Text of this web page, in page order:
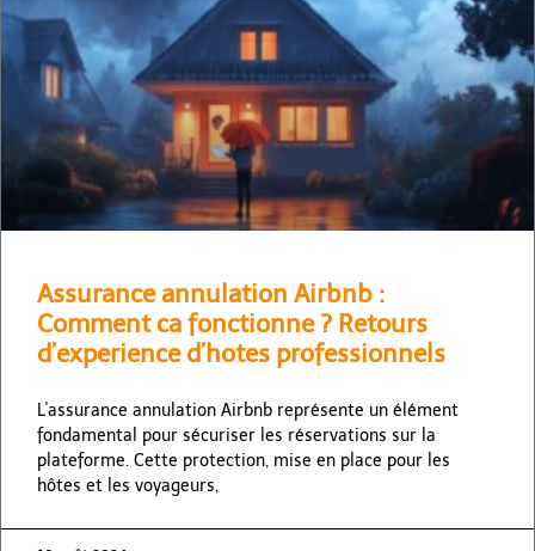
Assurance annulation Airbnb :
Comment ca fonctionne ? Retours
d’experience d’hotes professionnels
L'assurance annulation Airbnb représente un élément
fondamental pour sécuriser les réservations sur la
plateforme. Cette protection, mise en place pour les
hôtes et les voyageurs,